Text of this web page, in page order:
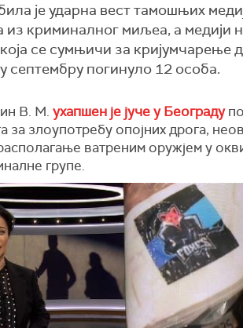
је ударна вест тамошњих
из криминалног миљеа, а медији
се сумњичи за кријумчарење
септембру погинуло 12 особа.
В. М. ухапшен је јуче у Београду
за злоупотребу опојних дрога,
ватреним оружјем у
групе.